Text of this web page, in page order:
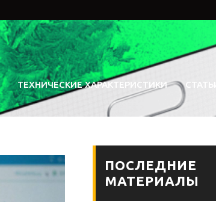
ТЕХНИЧЕСКИЕ ХАРАКТЕРИСТИКИ СТАТЬИ
ПОСЛЕДНИЕ
МАТЕРИАЛЫ